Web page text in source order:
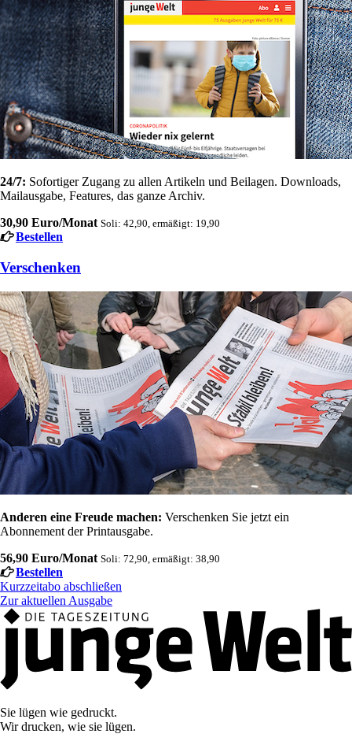
24/7: Sofortiger Zugang zu allen Artikeln und Beilagen. Downloads,
Mailausgabe, Features, das ganze Archiv.
30,90 Euro/Monat Soli: 42,90, ermäßigt: 19,90
Bestellen
Verschenken
Anderen eine Freude machen: Verschenken Sie jetzt ein
Abonnement der Printausgabe.
56,90 Euro/Monat Soli: 72,90, ermäßigt: 38,90
Bestellen
Kurzzeitabo abschließen
Zur aktuellen Ausgabe
Sie lügen wie gedruckt.
Wir drucken, wie sie lügen.